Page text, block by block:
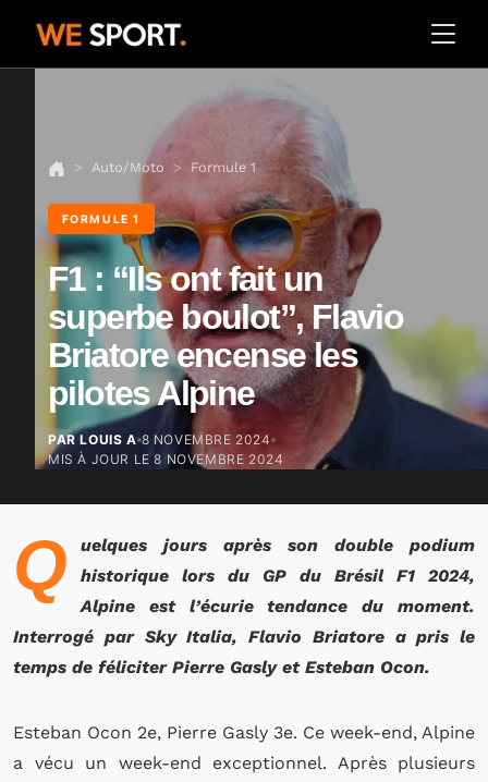
Auto/Moto Formule 1
FORMULE 1
F1 : “Ils ont fait un
superbe boulot”, Flavio
Briatore encense les
pilotes Alpine
PAR LOUIS A 8 NOVEMBRE 2024
MIS À JOUR LE8 NOVEMBRE 2024
Q
uelques jours après son double podium
historique lors du GP du Brésil F1 2024,
Alpine est l’écurie tendance du moment.
Interrogé par Sky Italia, Flavio Briatore a pris le
temps de féliciter Pierre Gasly et Esteban Ocon.
Esteban Ocon 2e, Pierre Gasly 3e. Ce week-end, Alpine
a vécu un week-end exceptionnel. Après plusieurs